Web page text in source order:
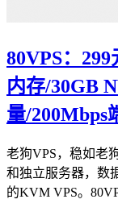
80VPS：
内存/30GB
量/200Mbps
老狗VPS，稳如老
和独立服务器，数
的KVM VPS。